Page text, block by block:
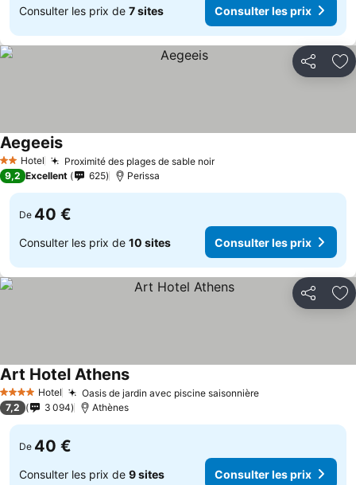
Consulter les prix de 7 sites Consulter les prix
Partager
2 Étoiles
Hotel Proximité des plages de sable noir
Aegeeis
9,2 Excellent 625 Perissa
De 40 €
Consulter les prix de 10 sites Consulter les prix
Partager
4 Étoiles Hotel Oasis de jardin avec piscine saisonnière
Art Hotel Athens
7,2 3 094 Athènes
De 40 €
Consulter les prix de 9 sites Consulter les prix